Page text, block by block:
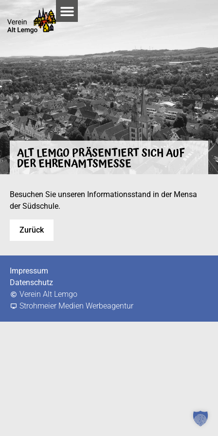
ALT LEMGO PRÄSENTIERT SICH AUF
DER EHRENAMTSMESSE
Besuchen Sie unseren Informationsstand in der Mensa
der Südschule.
Verein Alt Lemgo
Strohmeier Medien Werbeagentur
Impressum
Datenschutz